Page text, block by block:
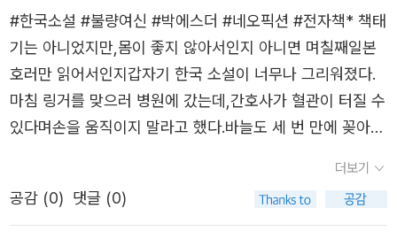
아야 할 것들을 저지르니 말이에요. 세상에 온갖 나쁜 일들
이 일어나는 건 악귀들의 판을 깔아준 어리석은 인간들 때문
이네요. 그래서 귀신보다 사람이 더 무섭다는 말이 생겼나봐
요. SNS를 통해 퍼져가는 불길하고 미스터리한 파티의 실
체, 어쩐지 현실 범죄를 연상하게 만드는 묘한 공통점이 있
가. 비슷한 이야기였다. 몸도 다른 기억들도 전부 다 사라졌
지만 가장 깊은 곳에 지독하게 남아 있는 집념들은 똘똘 뭉
쳐 자신들이 있어도 되는 곳을 찾아 헤맸다. 그게 장소든 사
오컬트'의 매력에 전 세계가 열광했다.이런 한국적인 오컬트
에는 '恨'이라는정서를 빼놓을 수 없는데,한껏 원망스럽고
안타깝게 응어리진 마음은어떤 응축된 사건을 바탕으로 시
작하게 된다.〈불량 여신〉 속에서 등장하는보름과 산호에게도
이런 한의 정서가 있다.사랑이라 믿었던 감정에 배신 당하
던 지난날의 자신에 대한 후회와다시는 같은 일을 반복하지
않겠다는,상황을 회복하겠다는 강한 의지까지 더해지고 말
이다.의도치 않게 오랜 시간을 잠들어 있다 깨어난달의 신
#한국소설 #불량여신 #박에스더 #네오픽션 #전자책* 책태
기는 아니었지만,몸이 좋지 않아서인지 아니면 며칠째일본
호러만 읽어서인지갑자기 한국 소설이 너무나 그리워졌다.
마침 링거를 맞으러 병원에 갔는데,간호사가 혈관이 터질 수
있다며손을 움직이지 말라고 했다.바늘도 세 번 만에 꽂아
마를 뒤적이다가 시선을 확 끄는표지를 발견했다.* 까만 후
드티에 선글라스,그리고 손에 들린 야구 방망이!말로만 듣던
더보기
공감 (0) 댓글 (0)